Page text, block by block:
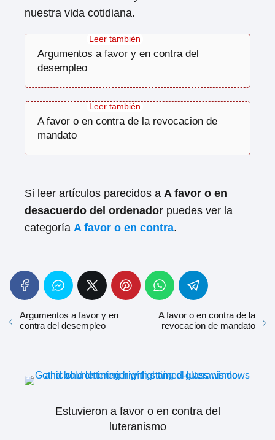
nuestra vida cotidiana.
Argumentos a favor y en contra del
desempleo
A favor o en contra de la revocacion de
mandato
Si leer artículos parecidos a A favor o en
desacuerdo del ordenador puedes ver la
categoría A favor o en contra.
Argumentos a favor y en
contra del desempleo
A favor o en contra de la
revocacion de mandato
Estuvieron a favor o en contra del
luteranismo